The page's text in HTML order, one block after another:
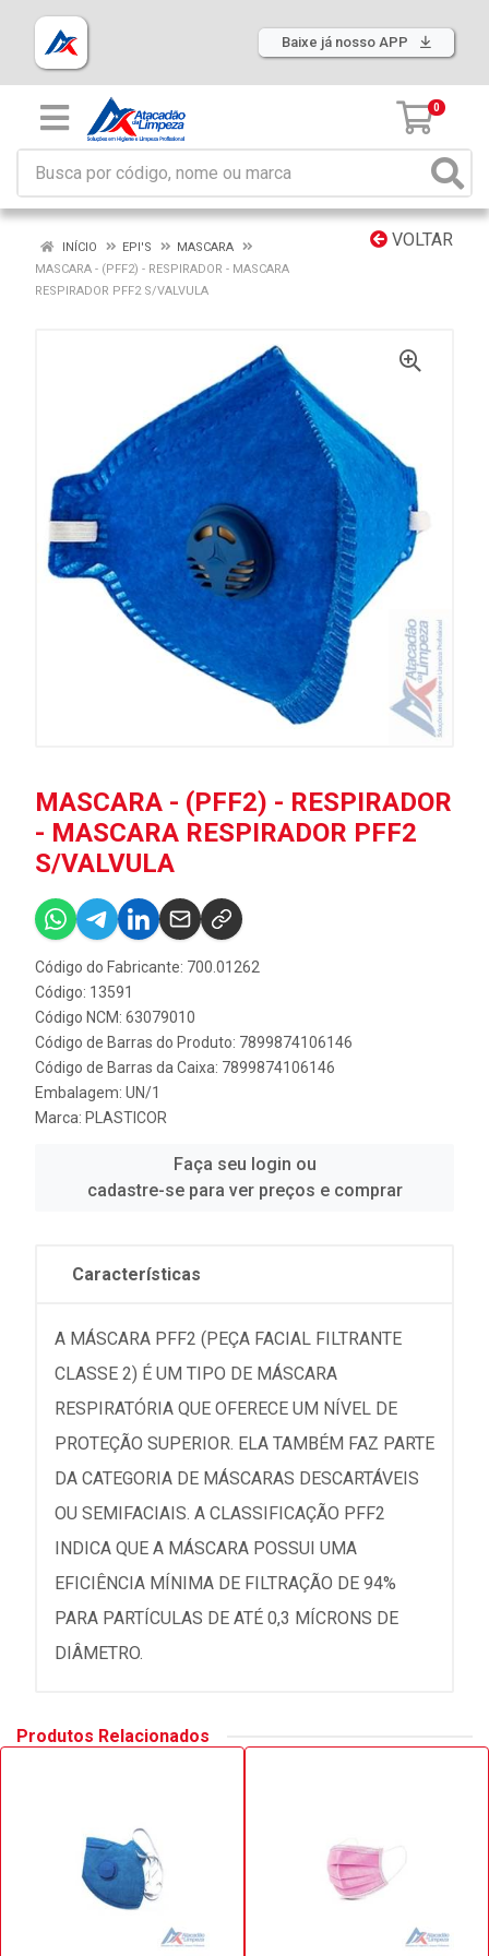
Baixe já nosso APP
0
VOLTAR
INÍCIO EPI'S
MASCARA
MASCARA - (PFF2) - RESPIRADOR - MASCARA
RESPIRADOR PFF2 S/VALVULA
MASCARA - (PFF2) - RESPIRADOR
- MASCARA RESPIRADOR PFF2
S/VALVULA
Código do Fabricante: 700.01262
Código: 13591
Código NCM: 63079010
Código de Barras do Produto: 7899874106146
Código de Barras da Caixa: 7899874106146
Embalagem: UN/1
Marca: PLASTICOR
Faça seu login ou
cadastre-se para ver preços e comprar
Características
A MÁSCARA PFF2 (PEÇA FACIAL FILTRANTE
CLASSE 2) É UM TIPO DE MÁSCARA
RESPIRATÓRIA QUE OFERECE UM NÍVEL DE
PROTEÇÃO SUPERIOR. ELA TAMBÉM FAZ PARTE
DA CATEGORIA DE MÁSCARAS DESCARTÁVEIS
OU SEMIFACIAIS. A CLASSIFICAÇÃO PFF2
INDICA QUE A MÁSCARA POSSUI UMA
EFICIÊNCIA MÍNIMA DE FILTRAÇÃO DE 94%
PARA PARTÍCULAS DE ATÉ 0,3 MÍCRONS DE
DIÂMETRO.
Produtos Relacionados